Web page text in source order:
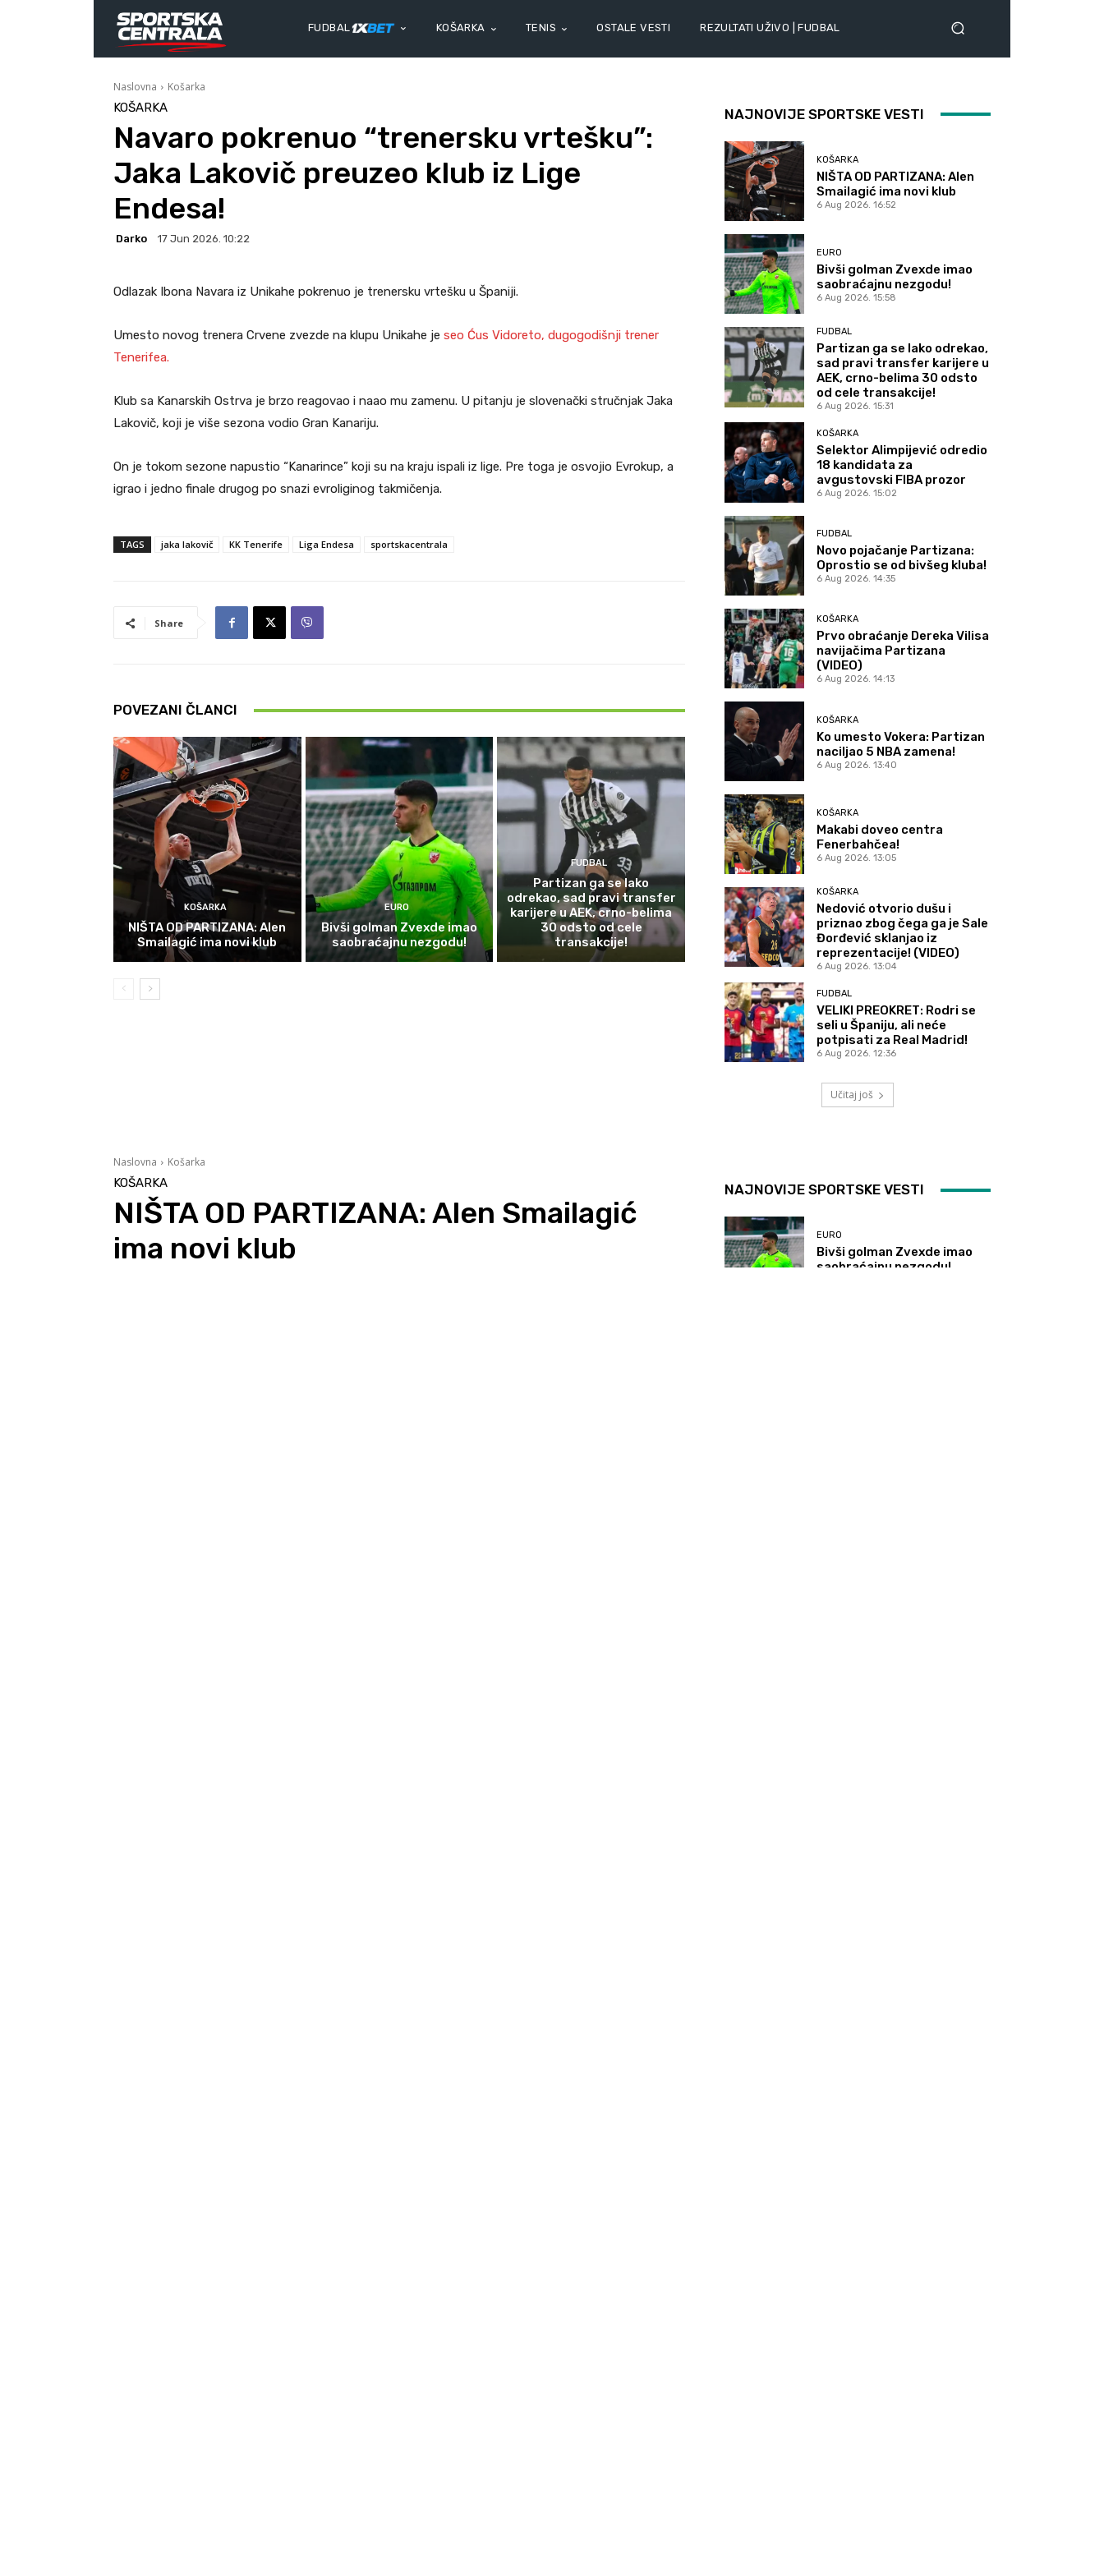
FUDBAL KOŠARKA TENIS OSTALE VESTI REZULTATI UŽIVO | FUDBAL
Naslovna Košarka
KOŠARKA
Navaro pokrenuo “trenersku vrtešku”:
Jaka Lakovič preuzeo klub iz Lige
Endesa!
Darko 17 Jun 2026. 10:22
Odlazak Ibona Navara iz Unikahe pokrenuo je trenersku vrtešku u Španiji.
Umesto novog trenera Crvene zvezde na klupu Unikahe je seo Ćus Vidoreto, dugogodišnji trener
Tenerifea.
Klub sa Kanarskih Ostrva je brzo reagovao i naao mu zamenu. U pitanju je slovenački stručnjak Jaka
Lakovič, koji je više sezona vodio Gran Kanariju.
On je tokom sezone napustio “Kanarince” koji su na kraju ispali iz lige. Pre toga je osvojio Evrokup, a
igrao i jedno finale drugog po snazi evroliginog takmičenja.
TAGS jaka lakovič KK Tenerife Liga Endesa sportskacentrala
Share
POVEZANI ČLANCI
KOŠARKA
NIŠTA OD PARTIZANA: Alen
Smailagić ima novi klub
EURO
Bivši golman Zvexde imao
saobraćajnu nezgodu!
FUDBAL
Partizan ga se lako
odrekao, sad pravi transfer
karijere u AEK, crno-belima
30 odsto od cele
transakcije!
NAJNOVIJE SPORTSKE VESTI
KOŠARKA
NIŠTA OD PARTIZANA: Alen
Smailagić ima novi klub
6 Aug 2026. 16:52
EURO
Bivši golman Zvexde imao
saobraćajnu nezgodu!
6 Aug 2026. 15:58
FUDBAL
Partizan ga se lako odrekao,
sad pravi transfer karijere u
AEK, crno-belima 30 odsto
od cele transakcije!
6 Aug 2026. 15:31
KOŠARKA
Selektor Alimpijević odredio
18 kandidata za
avgustovski FIBA prozor
6 Aug 2026. 15:02
FUDBAL
Novo pojačanje Partizana:
Oprostio se od bivšeg kluba!
6 Aug 2026. 14:35
KOŠARKA
Prvo obraćanje Dereka Vilisa
navijačima Partizana
(VIDEO)
6 Aug 2026. 14:13
KOŠARKA
Ko umesto Vokera: Partizan
naciljao 5 NBA zamena!
6 Aug 2026. 13:40
KOŠARKA
Makabi doveo centra
Fenerbahčea!
6 Aug 2026. 13:05
KOŠARKA
Nedović otvorio dušu i
priznao zbog čega ga je Sale
Đorđević sklanjao iz
reprezentacije! (VIDEO)
6 Aug 2026. 13:04
FUDBAL
VELIKI PREOKRET: Rodri se
seli u Španiju, ali neće
potpisati za Real Madrid!
6 Aug 2026. 12:36
Učitaj još